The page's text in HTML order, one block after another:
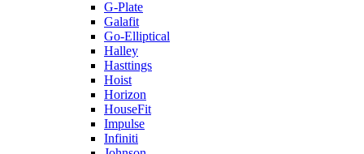
G-Plate
Galafit
Go-Elliptical
Halley
Hasttings
Hoist
Horizon
HouseFit
Impulse
Infiniti